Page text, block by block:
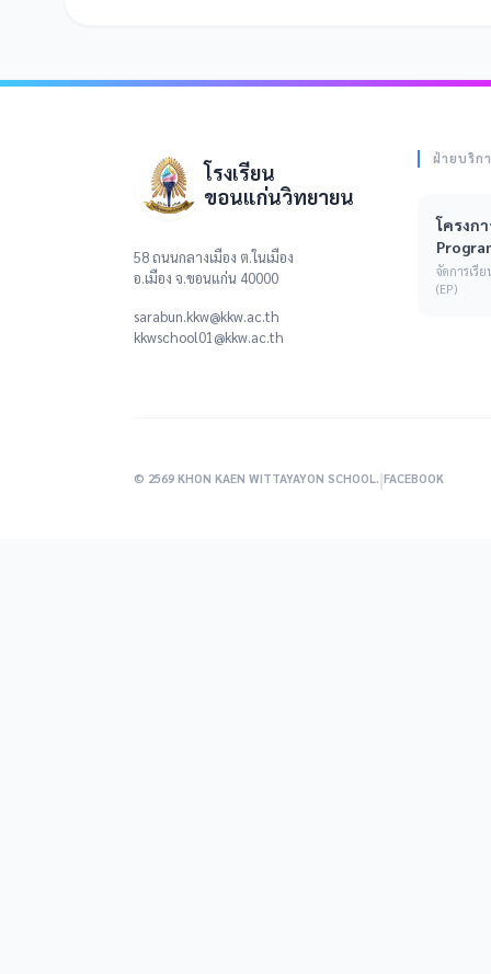
โรงเรียน
ขอนแก่นวิทยายน
58 ถนนกลางเมือง ต.ในเมือง
อ.เมือง จ.ขอนแก่น 40000
sarabun.kkw@kkw.ac.th
kkwschool01@kkw.ac.th
ฝ่ายบริก
โครงก
จัดการเรี
(EP)
© 2569 KHON KAEN WITTAYAYON SCHOOL.|FACEBOOK